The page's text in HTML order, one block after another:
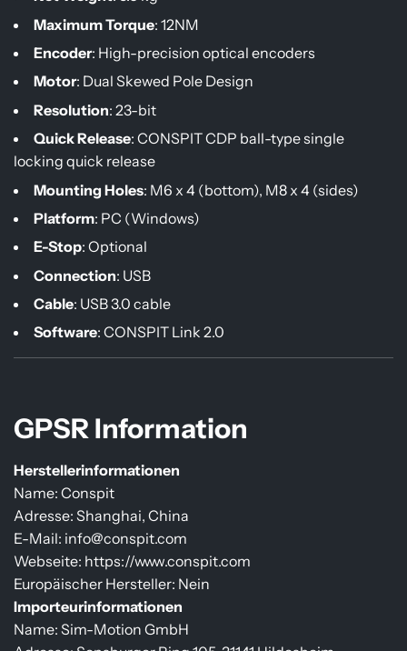
Maximum Torque: 12NM
Encoder: High-precision optical encoders
Motor: Dual Skewed Pole Design
Resolution: 23-bit
Quick Release: CONSPIT CDP ball-type single
locking quick release
Mounting Holes: M6 x 4 (bottom), M8 x 4 (sides)
Platform: PC (Windows)
E-Stop: Optional
Connection: USB
Cable: USB 3.0 cable
Software: CONSPIT Link 2.0
GPSR Information
Herstellerinformationen
Name: Conspit
Adresse: Shanghai, China
E-Mail: info@conspit.com
Webseite: https://www.conspit.com
Europäischer Hersteller: Nein
Importeurinformationen
Name: Sim-Motion GmbH